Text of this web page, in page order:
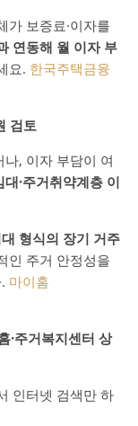
가 보증료·이자를
연동해 월 이자 부
요. 한국주택금융
검토
, 이자 부담이 여
·주거취약계층 이
형식의 장기 거주
인 주거 안정성을
마이홈
·주거복지센터 상
인터넷 검색만 하